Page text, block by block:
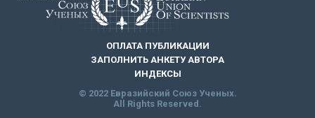
ОПЛАТА ПУБЛИКАЦИИ
ЗАПОЛНИТЬ АНКЕТУ АВТОРА
ИНДЕКСЫ
© 2022 Евразийский Союз Ученых.
All Rights Reserved.